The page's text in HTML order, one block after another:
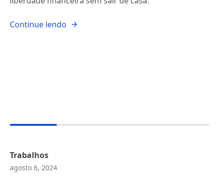
Continue lendo
Trabalhos
agosto 6, 2024